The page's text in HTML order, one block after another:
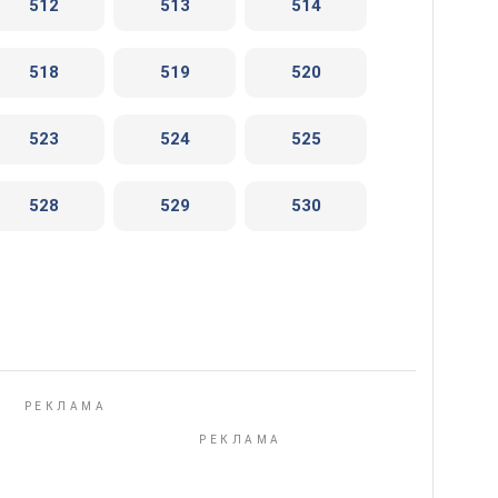
512 513 514
518 519 520
523 524 525
528 529 530